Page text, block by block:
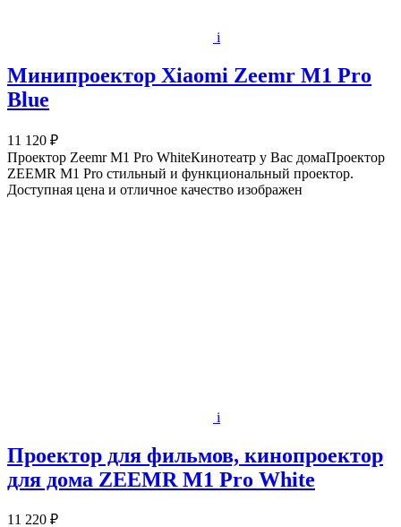
i
Минипроектор Xiaomi Zeemr M1 Pro
Blue
11 120 ₽
Проектор Zeemr M1 Pro WhiteКинотеатр у Вас домаПроектор
ZEEMR M1 Pro стильный и функциональный проектор.
Доступная цена и отличное качество изображен
i
Проектор для фильмов, кинопроектор
для дома ZEEMR M1 Pro White
11 220 ₽